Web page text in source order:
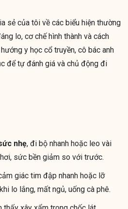
sẻ của tôi về các biểu hiện thường
lo, cơ chế hình thành và cách
y học cổ truyền, cô bác anh
để tự đánh giá và chủ động đi
nhẹ, đi bộ nhanh hoặc leo vài
sức bền giảm so với trước.
giác tim đập nhanh hoặc lỡ
lo lắng, mất ngủ, uống cà phê.